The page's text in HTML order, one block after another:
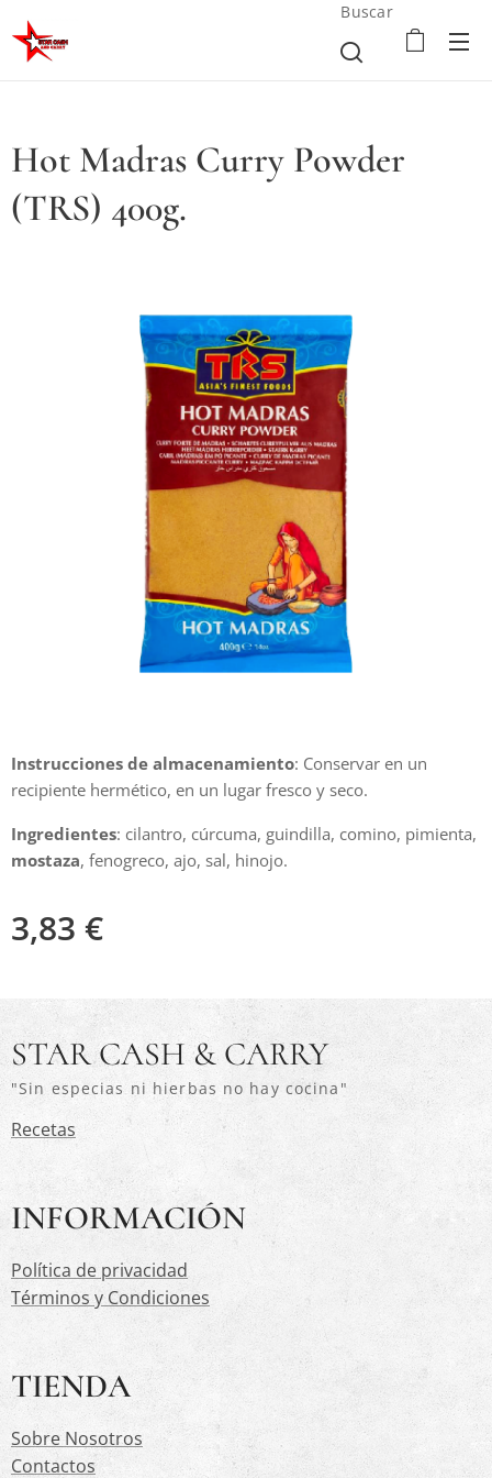
Buscar
Hot Madras Curry Powder
(TRS) 400g.
Instrucciones de almacenamiento: Conservar en un
recipiente hermético, en un lugar fresco y seco.
Ingredientes: cilantro, cúrcuma, guindilla, comino, pimienta,
mostaza, fenogreco, ajo, sal, hinojo.
3,83 €
STAR CASH & CARRY
"Sin especias ni hierbas no hay cocina"
Recetas
INFORMACIÓN
Política de privacidad
Términos y Condiciones
TIENDA
Sobre Nosotros
Contactos